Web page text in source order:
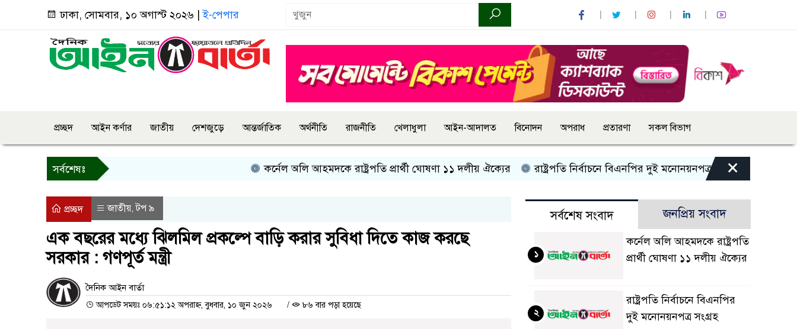
ঢাকা, সোমবার, ১০ অগাস্ট ২০২৬ |ই-পেপার
প্রচ্ছদ আইন কর্ণার জাতীয় দেশজুড়ে আন্তর্জাতিক অর্থনীতি রাজনীতি খেলাধুলা আইন-আদালত বিনোদন অপরাধ প্রতারণা সকল বিভাগ
সর্বশেষঃ কর্নেল অলি আহমদকে রাষ্ট্রপতি প্রার্থী ঘোষণা ১১ দলীয় ঐক্যের রাষ্ট্রপতি নির্বাচনে বিএনপির দুই মনোনয়নপত্র সংগ্রহ ×
প্রচ্ছদ জাতীয়,টপ ৯
এক বছরের মধ্যে ঝিলমিল প্রকল্পে বাড়ি করার সুবিধা দিতে কাজ করছে
সরকার : গণপূর্ত মন্ত্রী
দৈনিক আইন বার্তা
আপডেট সময়ঃ ০৬:৫১:১২ অপরাহ্ন, বুধবার, ১০ জুন ২০২৬ / ৮৬ বার পড়া হয়েছে
সর্বশেষ সংবাদ জনপ্রিয় সংবাদ
কর্নেল অলি আহমদকে রাষ্ট্রপতি
প্রার্থী ঘোষণা ১১ দলীয় ঐক্যের
১
রাষ্ট্রপতি নির্বাচনে বিএনপির
দুই মনোনয়নপত্র সংগ্রহ
২